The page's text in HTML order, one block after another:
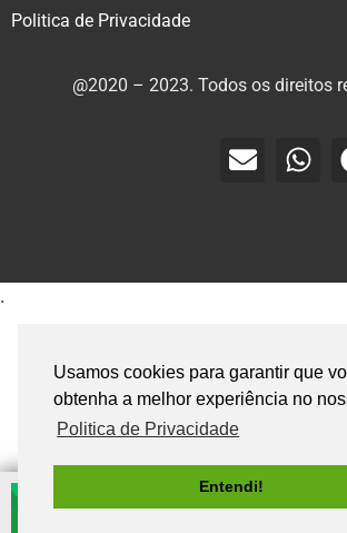
Usamos cookies para garantir que
obtenha a melhor experiência no
Politica de Privacidade
Entendi!
Politica de Privacidade
@2020 – 2023. Todos os direitos
.